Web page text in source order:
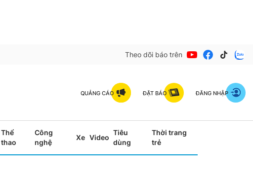
Theo dõi báo trên
QUẢNG CÁO ĐẶT BÁO ĐĂNG NHẬP
Thể
thao
Công
nghệ
Xe Video
Tiêu
dùng
Thời trang
trẻ